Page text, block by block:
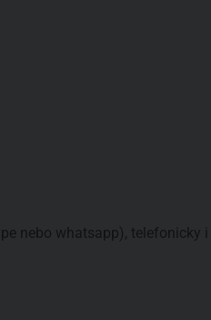
nebo whatsapp), telefonicky